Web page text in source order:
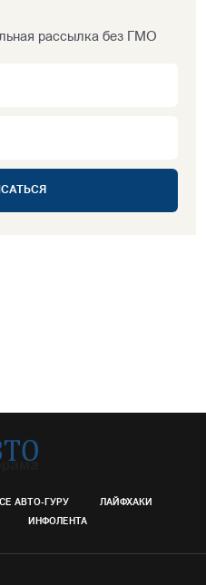
рассылка без ГМО
АВТО-ГУРУ
ЛАЙФХАКИ
ИНФОЛЕНТА